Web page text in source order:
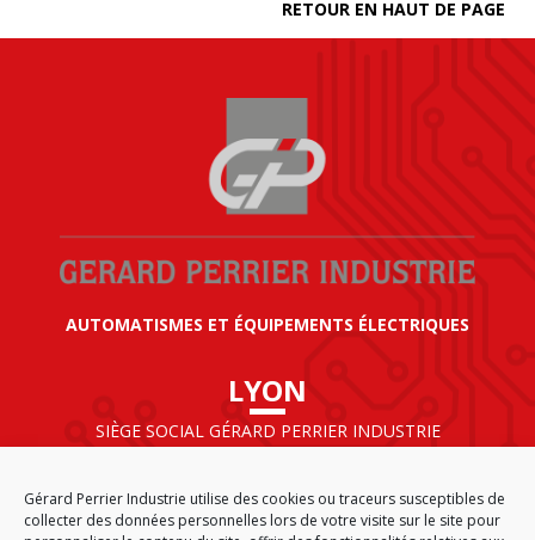
Gérard Perrier Industrie utilise des cookies ou traceurs susceptibles de
collecter des données personnelles lors de votre visite sur le site pour
RETOUR EN HAUT DE PAGE
AUTOMATISMES ET ÉQUIPEMENTS ÉLECTRIQUES
LYON
SIÈGE SOCIAL GÉRARD PERRIER INDUSTRIE
69125 LYON AÉROPORT SAINT EXUPÉRY
FRANCE